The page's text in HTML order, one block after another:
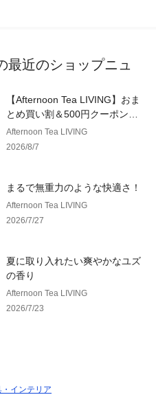
最近のショップニュ
【Afternoon Tea LIVING】おま
とめ買い割＆500円クーポン！2
点以上で10％、3点以上で15％
OFF！
Afternoon Tea LIVING
2026/8/7
まるで無重力のような快適さ！
Afternoon Tea LIVING
2026/7/27
夏に取り入れたい爽やかなユズ
の香り
Afternoon Tea LIVING
2026/7/23
・インテリア